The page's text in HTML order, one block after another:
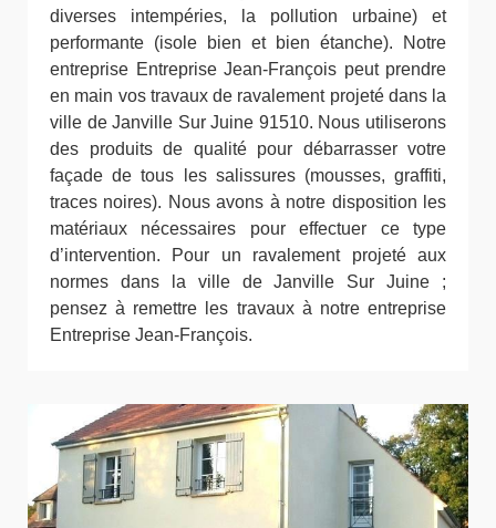
diverses intempéries, la pollution urbaine) et
performante (isole bien et bien étanche). Notre
entreprise Entreprise Jean-François peut prendre
en main vos travaux de ravalement projeté dans la
ville de Janville Sur Juine 91510. Nous utiliserons
des produits de qualité pour débarrasser votre
façade de tous les salissures (mousses, graffiti,
traces noires). Nous avons à notre disposition les
matériaux nécessaires pour effectuer ce type
d’intervention. Pour un ravalement projeté aux
normes dans la ville de Janville Sur Juine ;
pensez à remettre les travaux à notre entreprise
Entreprise Jean-François.